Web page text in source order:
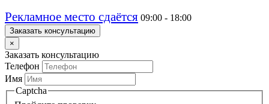
Рекламное место сдаётся 09:00 - 18:00
Заказать консультацию
×
Заказать консультацию
Телефон
Имя
Captcha